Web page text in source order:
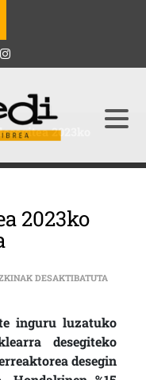
2023ko
2023ko
DESAKTIBATUTA
HASIKO DA SARRERAN
inguru luzatuko
desegiteko
desegin